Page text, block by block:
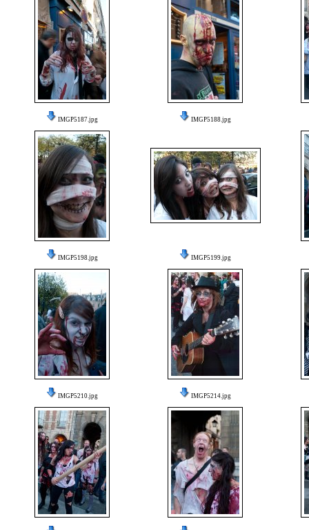
IMGP5187.jpg IMGP5188.jpg
IMGP5198.jpg IMGP5199.jpg
IMGP5210.jpg IMGP5214.jpg